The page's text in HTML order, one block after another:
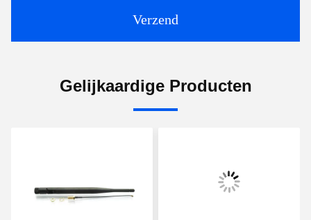
Verzend
Gelijkaardige Producten